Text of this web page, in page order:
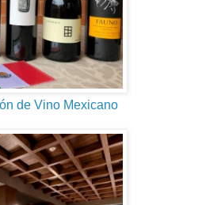
de Vino Mexicano